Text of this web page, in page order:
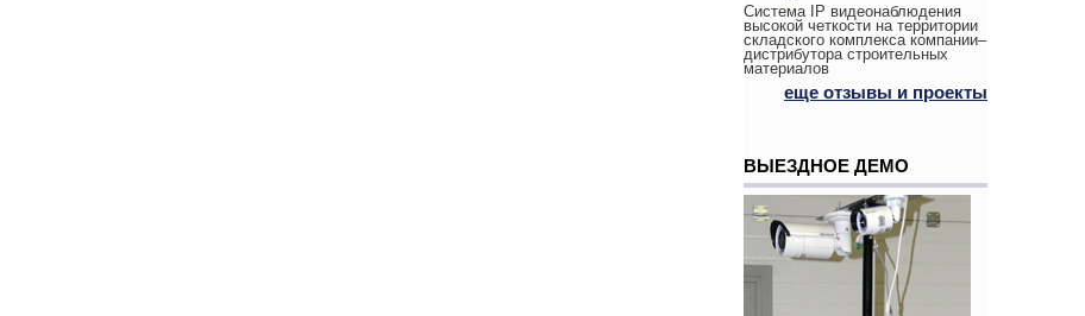
Система IP видеонаблюдения
высокой четкости на территории
складского комплекса компании–
дистрибутора строительных
материалов
еще отзывы и проекты
ВЫЕЗДНОЕ ДЕМО